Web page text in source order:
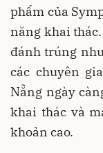
phẩm của
năng khai
đánh trúng
các chuyên
Nẵng ngày
khai thác và
khoản cao.